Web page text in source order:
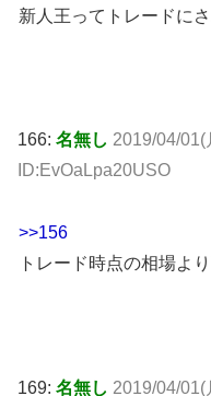
新人王ってトレードに
166: 名無し 2019/04/01(
ID:EvOaLpa20USO
>>156
トレード時点の相場よ
169: 名無し 2019/04/01(